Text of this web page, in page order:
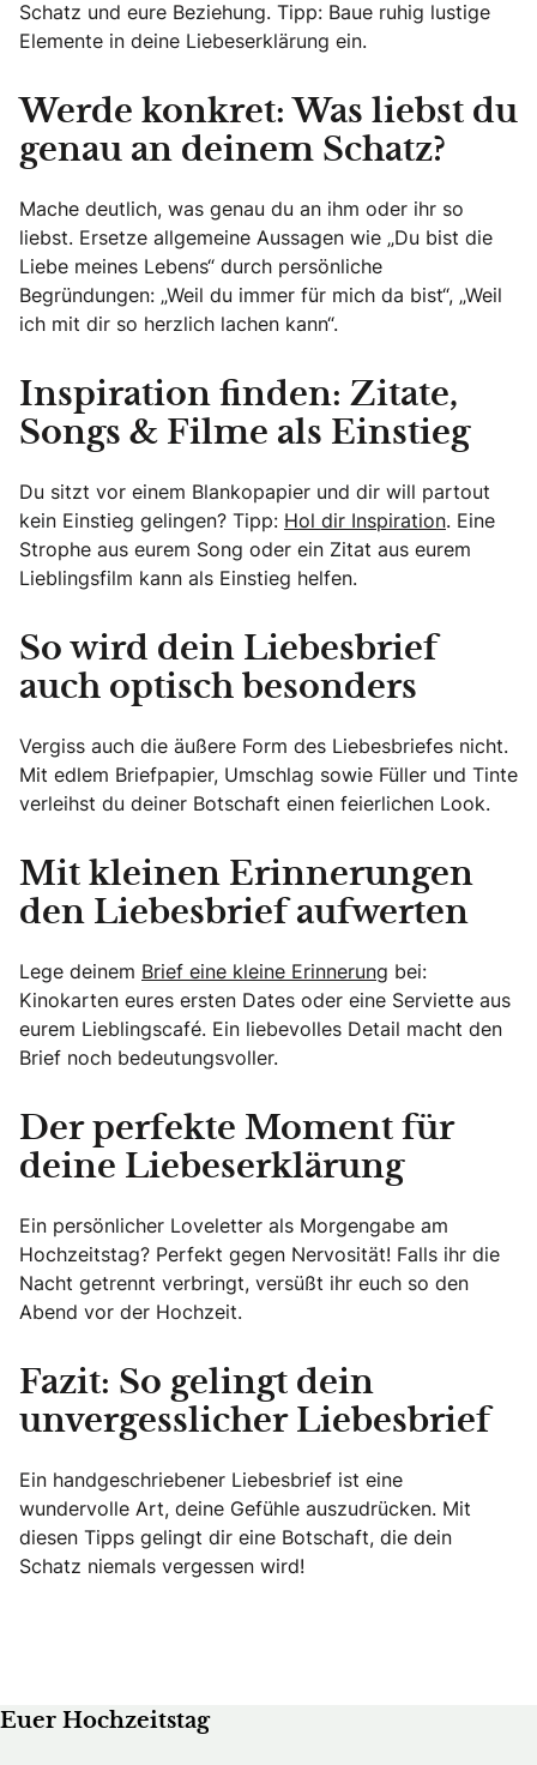
Schatz und eure Beziehung. Tipp: Baue ruhig lustige
Elemente in deine Liebeserklärung ein.
Werde konkret: Was liebst du
genau an deinem Schatz?
Mache deutlich, was genau du an ihm oder ihr so
liebst. Ersetze allgemeine Aussagen wie „Du bist die
Liebe meines Lebens“ durch persönliche
Begründungen: „Weil du immer für mich da bist“, „Weil
ich mit dir so herzlich lachen kann“.
Inspiration finden: Zitate,
Songs & Filme als Einstieg
Du sitzt vor einem Blankopapier und dir will partout
kein Einstieg gelingen? Tipp: Hol dir Inspiration. Eine
Strophe aus eurem Song oder ein Zitat aus eurem
Lieblingsfilm kann als Einstieg helfen.
So wird dein Liebesbrief
auch optisch besonders
Vergiss auch die äußere Form des Liebesbriefes nicht.
Mit edlem Briefpapier, Umschlag sowie Füller und Tinte
verleihst du deiner Botschaft einen feierlichen Look.
Mit kleinen Erinnerungen
den Liebesbrief aufwerten
Lege deinem Brief eine kleine Erinnerung bei:
Kinokarten eures ersten Dates oder eine Serviette aus
eurem Lieblingscafé. Ein liebevolles Detail macht den
Brief noch bedeutungsvoller.
Der perfekte Moment für
deine Liebeserklärung
Ein persönlicher Loveletter als Morgengabe am
Hochzeitstag? Perfekt gegen Nervosität! Falls ihr die
Nacht getrennt verbringt, versüßt ihr euch so den
Abend vor der Hochzeit.
Fazit: So gelingt dein
unvergesslicher Liebesbrief
Ein handgeschriebener Liebesbrief ist eine
wundervolle Art, deine Gefühle auszudrücken. Mit
diesen Tipps gelingt dir eine Botschaft, die dein
Schatz niemals vergessen wird!
Euer Hochzeitstag